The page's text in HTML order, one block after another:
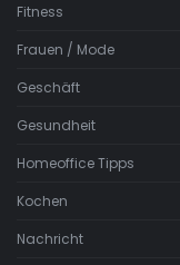
Fitness
Frauen / Mode
Geschäft
Gesundheit
Homeoffice Tipps
Kochen
Nachricht